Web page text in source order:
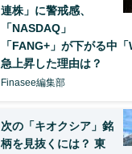
連株」に警戒感、
「NASDAQ」
「FANG+」が下がる中
急上昇した理由は？
Finasee編集部
次の「キオクシア」銘
柄を見抜くには？ 東